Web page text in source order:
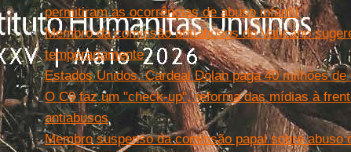
permitiram as ocorrências de abuso infantil
Membro da comissão antiabusos do Vaticano
temporariamente
Estados Unidos. Cardeal Dolan paga 40 milhões
O C9 faz um "check-up", reforma das mídias à
antiabusos
Membro suspenso da comissão papal sobre abuso